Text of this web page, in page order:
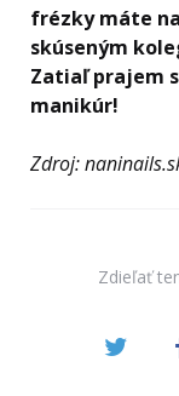
frézky máte
skúseným
Zatiaľ prajem
manikúr!
Zdroj:
Zdieľať